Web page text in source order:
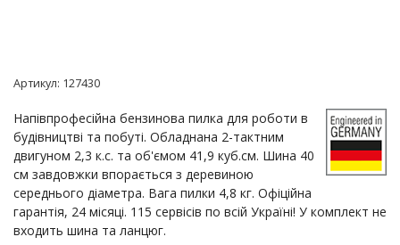
Артикул: 127430
Напівпрофесійна бензинова пилка для роботи в
будівництві та побуті. Обладнана 2-тактним
двигуном 2,3 к.с. та об'ємом 41,9 куб.см. Шина 40
см завдовжки впорається з деревиною
середнього діаметра. Вага пилки 4,8 кг. Офіційна
гарантія, 24 місяці. 115 сервісів по всій Україні! У комплект не
входить шина та ланцюг.